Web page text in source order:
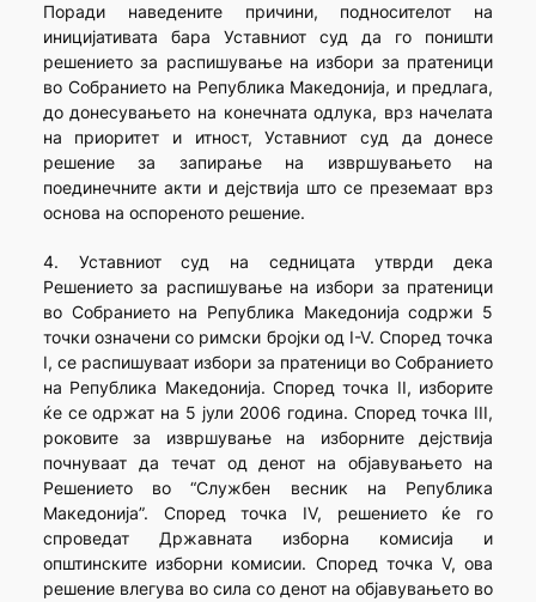
Поради наведените причини, подносителот на
иницијативата бара Уставниот суд да го поништи
решението за распишување на избори за пратеници
во Собранието на Република Македонија, и предлага,
до донесувањето на конечната одлука, врз начелата
на приоритет и итност, Уставниот суд да донесе
решение за запирање на извршувањето на
поединечните акти и дејствија што се преземаат врз
основа на оспореното решение.
4. Уставниот суд на седницата утврди дека
Решението за распишување на избори за пратеници
во Собранието на Република Македонија содржи 5
точки означени со римски бројки од I-V. Според точка
I, се распишуваат избори за пратеници во Собранието
на Република Македонија. Според точка II, изборите
ќе се одржат на 5 јули 2006 година. Според точка III,
роковите за извршување на изборните дејствија
почнуваат да течат од денот на објавувањето на
Решението во “Службен весник на Република
Македонија”. Според точка IV, решението ќе го
спроведат Државната изборна комисија и
општинските изборни комисии. Според точка V, ова
решение влегува во сила со денот на објавувањето во